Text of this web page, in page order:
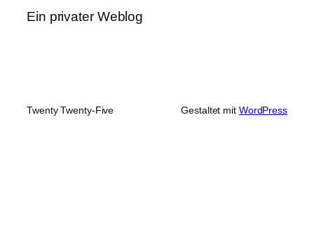
Ein privater Weblog
Twenty Twenty-Five Gestaltet mit WordPress